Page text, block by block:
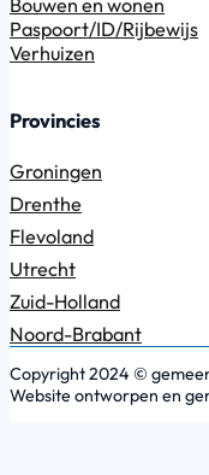
Bouwen en wonen
Paspoort/ID/Rijbewijs
Verhuizen
Provincies
Groningen
Drenthe
Flevoland
Utrecht
Zuid-Holland
Noord-Brabant
Copyright 2024 ©
Website ontworpen en